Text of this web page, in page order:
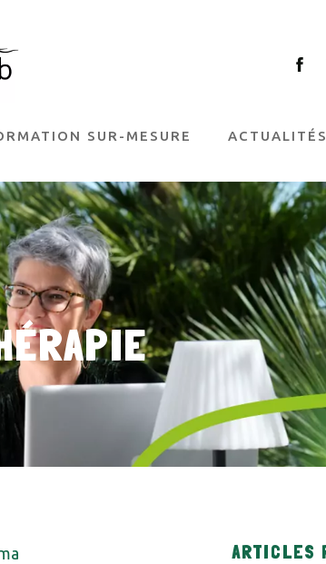
claire et indépendante, un plan d’action
: 80 € HT (déduit si tu poursuis avec Jane
Nom
E-mail
N° tél
Entrer les caractères de l'image
6 - 1 = ?
SUR-MESURE ACTUALITÉS
ARTICLES